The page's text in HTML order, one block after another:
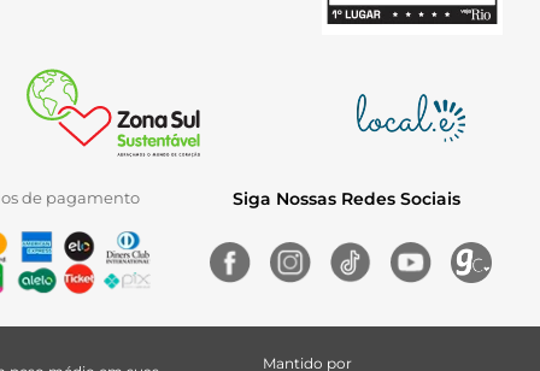
de pagamento Siga Nossas Redes Sociais
Mantido por